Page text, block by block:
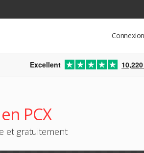
Connexion
Excellent 10,220
PCX
et gratuitement